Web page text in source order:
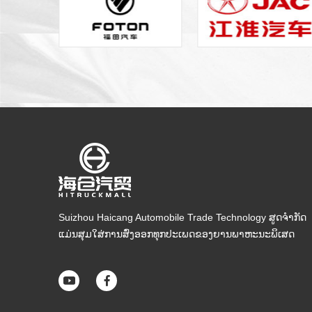
Suizhou Haicang Automobile Trade Technology ສູດຈໍາກັດ
ແມ່ນສຸມໃສ່ການສົ່ງອອກທຸກປະເພດຂອງຍານພາຫະນະພິເສດ
 